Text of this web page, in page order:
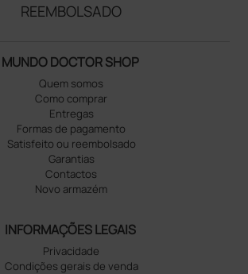
REEMBOLSADO
MUNDO DOCTOR SHOP
Quem somos
Como comprar
Entregas
Formas de pagamento
Satisfeito ou reembolsado
Garantias
Contactos
Novo armazém
INFORMAÇÕES LEGAIS
Privacidade
Condições gerais de venda